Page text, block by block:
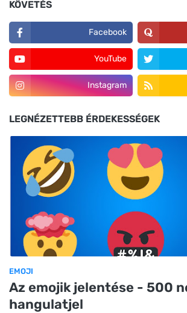
KÖVETÉS
Facebook
YouTube
Instagram
LEGNÉZETTEBB ÉRDEKESSÉGEK
EMOJI
Az emojik jelentése - 500
hangulatjel